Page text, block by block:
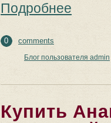
Подробнее
0 comments
Блог пользователя admin
Купить